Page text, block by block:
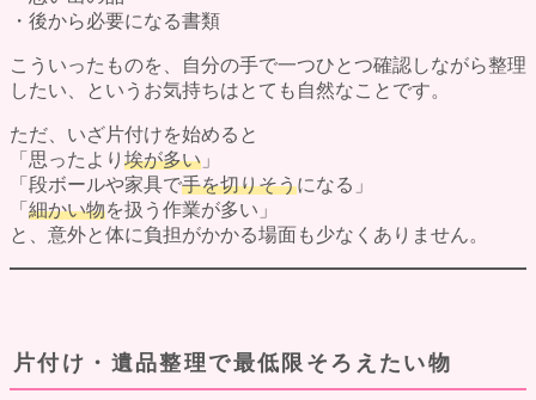
ご利用の流れ
よくある質問
評価・口コミ
会社概要
ブログ
お問い合わせ
・後から必要になる書類
こういったものを、自分の手で一つひとつ確認しながら整理
したい、というお気持ちはとても自然なことです。
ただ、いざ片付けを始めると
「思ったより 埃が多い 」
「段ボールや家具で手を切りそうになる」
「 細かい物を扱う作業が多い」
と、意外と体に負担がかかる場面も少なくありません。
片付け・遺品整理で最低限そろえたい物